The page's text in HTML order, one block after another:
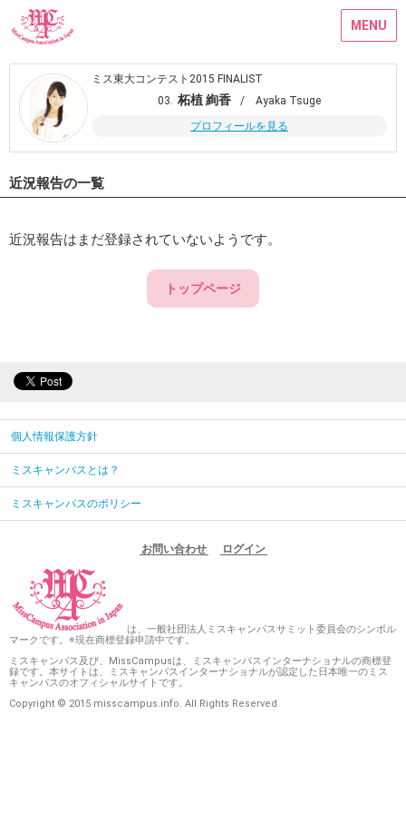
MENU
ミス東大コンテスト2015 FINALIST
03. 柘植 絢香
/ Ayaka Tsuge
プロフィールを見る
近況報告の一覧
近況報告はまだ登録されていないようです。
トップページ
個人情報保護方針
ミスキャンパスとは？
ミスキャンパスのポリシー
お問い合わせ ログイン
は、一般社団法人ミスキャンパスサミット委員会のシンボル
マークです。※現在商標登録申請中です。
ミスキャンパス及び、MissCampusは、ミスキャンパスインターナショナルの商標登
録です。本サイトは、ミスキャンパスインターナショナルが認定した日本唯一のミス
キャンパスのオフィシャルサイトです。
Copyright © 2015 misscampus.info. All Rights Reserved